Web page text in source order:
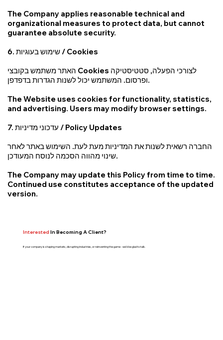
The Company applies reasonable technical and
organizational measures to protect data, but cannot
guarantee absolute security.
6. שימוש בעוגיות / Cookies
האתר משתמש בקובצי Cookies לצורכי הפעלה, סטטיסטיקה
ופרסום. המשתמש יכול לשנות הגדרות בדפדפן.
The Website uses cookies for functionality, statistics,
and advertising. Users may modify browser settings.
7. עדכוני מדיניות / Policy Updates
החברה רשאית לשנות את המדיניות מעת לעת. השימוש באתר לאחר
שינוי מהווה הסכמה לנוסח המעודכן.
The Company may update this Policy from time to time.
Continued use constitutes acceptance of the updated
version.
Interested In Becoming A Client?
If your company is shaping markets, disrupting industries, or reinventing the game - we’d be glad to talk.